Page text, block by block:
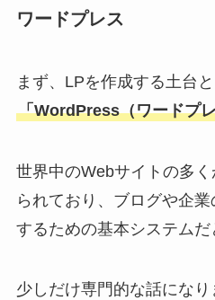
ワードプレス
まず、LPを作成する土台
「WordPress（ワードプ
世界中のWebサイトの多
られており、ブログや企
するための基本システムだ
少しだけ専門的な話にな